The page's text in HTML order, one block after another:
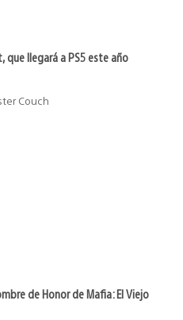
que llegará a PS5 este año
Couch
de Honor de Mafia: El Viejo